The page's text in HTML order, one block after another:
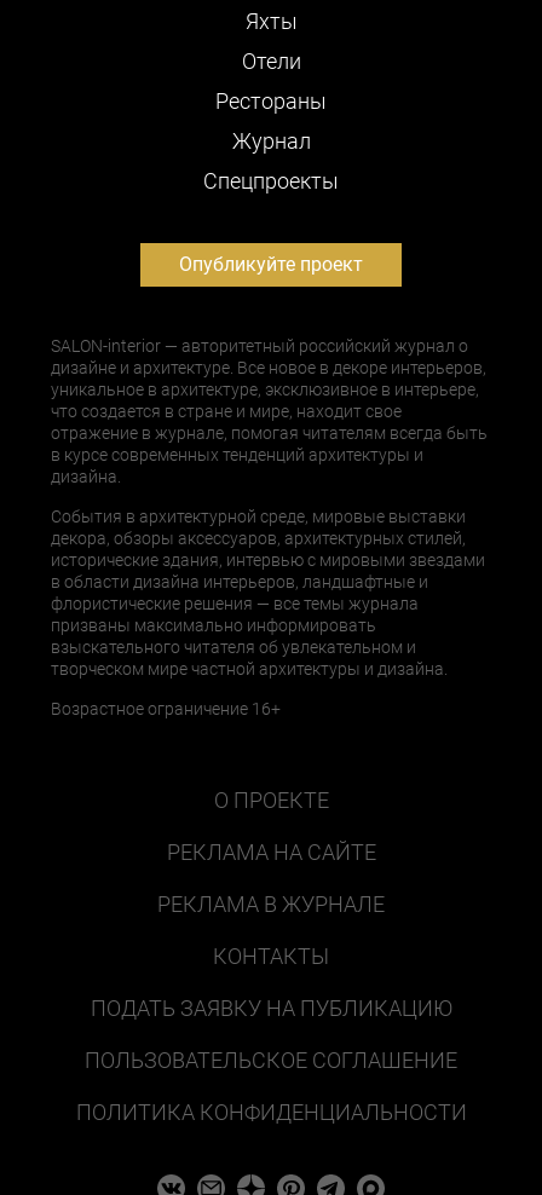
Яхты
Отели
Рестораны
Журнал
Cпецпроекты
Опубликуйте проект
SALON-interior — авторитетный российский журнал о
дизайне и архитектуре. Все новое в декоре интерьеров,
уникальное в архитектуре, эксклюзивное в интерьере,
что создается в стране и мире, находит свое
отражение в журнале, помогая читателям всегда быть
в курсе современных тенденций архитектуры и
дизайна.
События в архитектурной среде, мировые выставки
декора, обзоры аксессуаров, архитектурных стилей,
исторические здания, интервью с мировыми звездами
в области дизайна интерьеров, ландшафтные и
флористические решения — все темы журнала
призваны максимально информировать
взыскательного читателя об увлекательном и
творческом мире частной архитектуры и дизайна.
Возрастное ограничение 16+
О ПРОЕКТЕ
РЕКЛАМА НА САЙТЕ
РЕКЛАМА В ЖУРНАЛЕ
КОНТАКТЫ
ПОДАТЬ ЗАЯВКУ НА ПУБЛИКАЦИЮ
ПОЛЬЗОВАТЕЛЬСКОЕ СОГЛАШЕНИЕ
ПОЛИТИКА КОНФИДЕНЦИАЛЬНОСТИ